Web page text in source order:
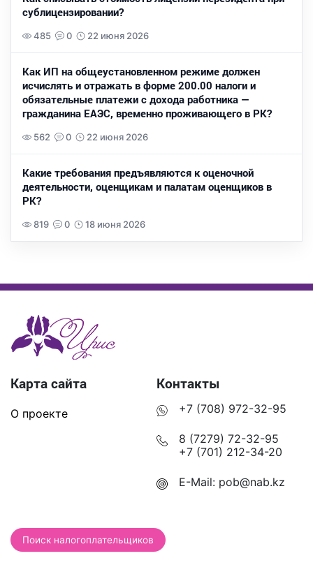
сублицензировании?
485 0 22 июня 2026
Как ИП на общеустановленном режиме должен
исчислять и отражать в форме 200.00 налоги и
обязательные платежи с дохода работника —
гражданина ЕАЭС, временно проживающего в РК?
562 0 22 июня 2026
Какие требования предъявляются к оценочной
деятельности, оценщикам и палатам оценщиков в
РК?
819 0 18 июня 2026
Карта сайта
О проекте
Контакты
+7 (708) 972-32-95
8 (7279) 72-32-95
+7 (701) 212-34-20
E-Mail: pob@nab.kz
Поиск налогоплательщиков